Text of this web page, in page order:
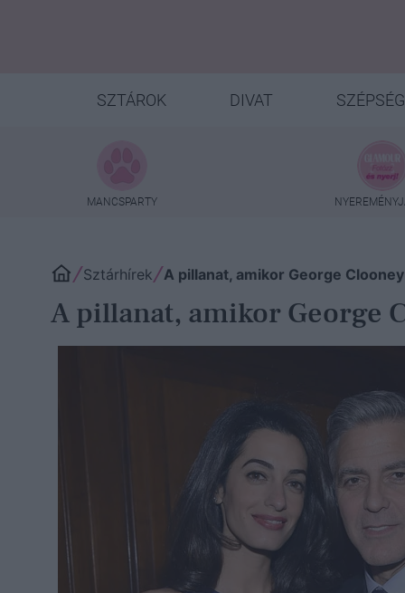
SZTÁROK DIVAT SZÉPSÉG
MANCSPARTY
Sztárhírek A pillanat, amikor George
A pillanat, amikor George